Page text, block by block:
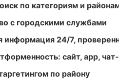
по категориям и
с городскими службами
информация 24/7,
сайт, app,
по району